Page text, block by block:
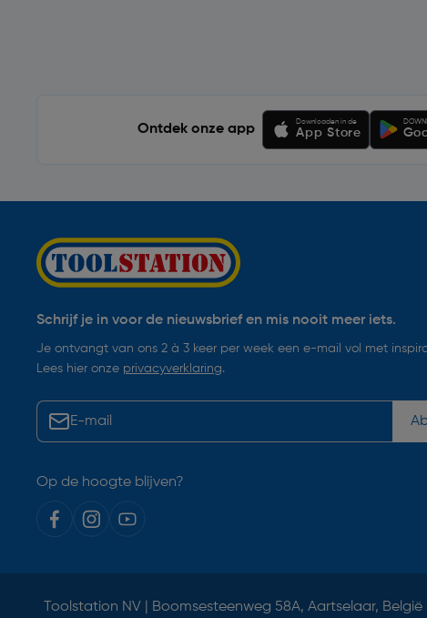
Ontdek onze app
Downloaden in de
App Store
Schrijf je in voor de nieuwsbrief en mis nooit meer iets.
Je ontvangt van ons 2 à 3 keer per week een e-mail vol met
Lees hier onze privacyverklaring.
Op de hoogte blijven?
Toolstation NV | Boomsesteenweg 58A, Aartselaar, België